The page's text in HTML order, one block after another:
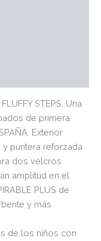
STEPS. Una
de primera
Exterior
puntera reforzada
dos velcros
amplitud en el
PLUS de
y más
de los niños con